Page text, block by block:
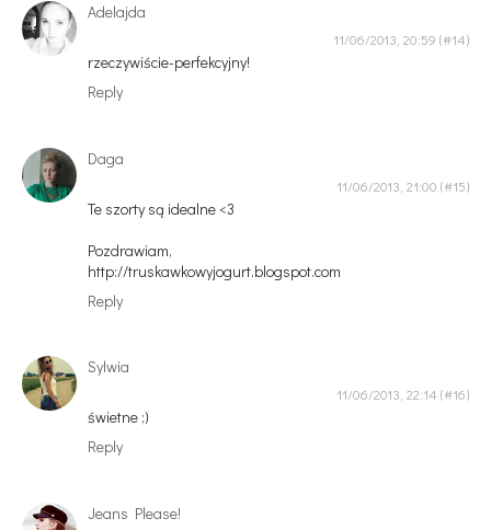
Adelajda
11/06/2013, 20:59
rzeczywiście-perfekcyjny!
Reply
Daga
11/06/2013, 21:00
Te szorty są idealne <3
Pozdrawiam,
http://truskawkowyjogurt.blogspot.com
Reply
Sylwia
11/06/2013, 22:14
świetne ;)
Reply
Jeans Please!